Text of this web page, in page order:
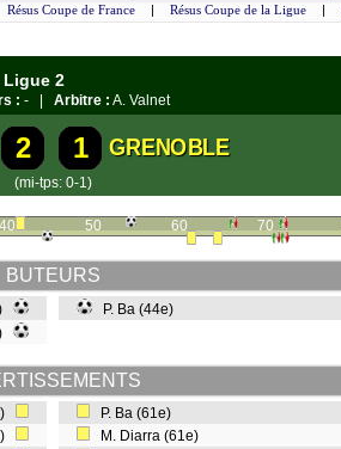
Résus Coupe de France | Résus Coupe de la Ligue |
Ligue 2
: - | Arbitre : A. Valnet
2 1 GRENOBLE
(mi-tps: 0-1)
40 50 60 70
BUTEURS
P. Ba (44e)
P. Ba (61e)
M. Diarra (61e)